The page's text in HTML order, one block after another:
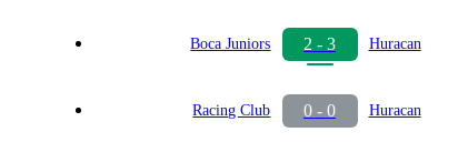
Boca Juniors 2 - 3 Huracan
Racing Club 0 - 0 Huracan